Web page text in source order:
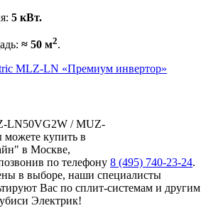
5 кВт.
≈ 50 м2.
MLZ-LN «Премиум инвертор»
LN50VG2W / MUZ-
купить в
в Москве,
по телефону 8 (495) 740-23-24.
в выборе, наши специалисты
Вас по сплит-системам и другим
Электрик!